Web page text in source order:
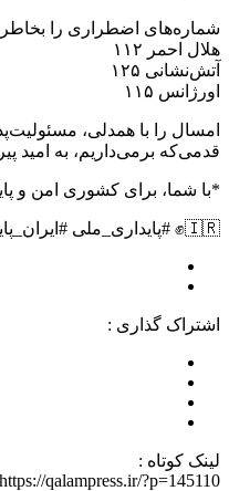
شماره‌های اضطراری را بخاطر
هلال احمر ۱۱۲
آتش‌نشانی ۱۲۵
اورژانس ۱۱۵
امسال را با همدلی،
قدمی‌که برمی‌داریم، به امید
*با شما، برای کشوری امن و
🇮🇷✊ #پایداری_ملی #ایران_پایدار #پدافند_غیرعامل
اشتراک گذاری :
لینک کوتاه :
https://qalampress.ir/?p=145110